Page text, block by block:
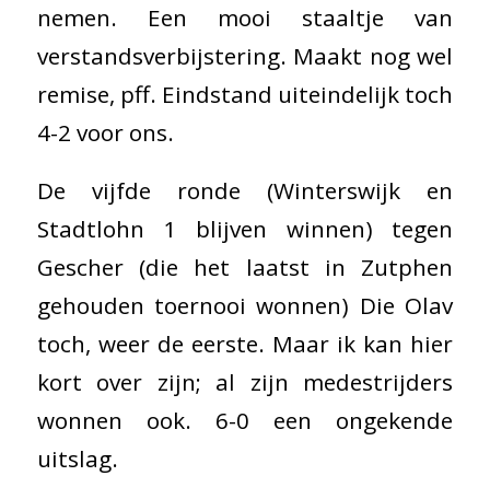
nemen. Een mooi staaltje van
verstandsverbijstering. Maakt nog wel
remise, pff. Eindstand uiteindelijk toch
4-2 voor ons.
De vijfde ronde (Winterswijk en
Stadtlohn 1 blijven winnen) tegen
Gescher (die het laatst in Zutphen
gehouden toernooi wonnen) Die Olav
toch, weer de eerste. Maar ik kan hier
kort over zijn; al zijn medestrijders
wonnen ook. 6-0 een ongekende
uitslag.